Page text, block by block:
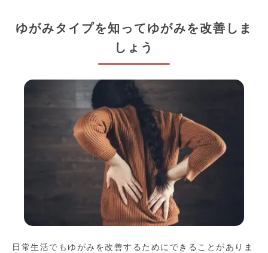
ゆがみタイプを知ってゆがみを改善しま
しょう
日常生活でもゆがみを改善するためにできることがありま